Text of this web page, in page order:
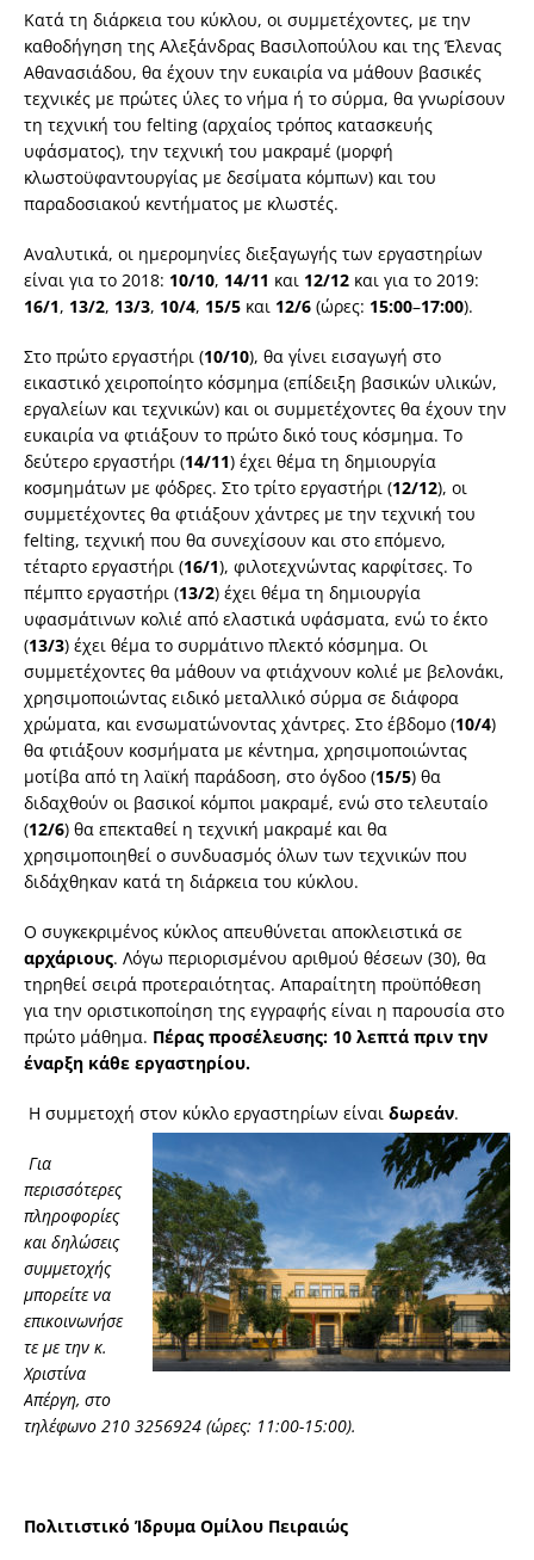
Κατά τη διάρκεια του κύκλου, οι συμμετέχοντες, με την
καθοδήγηση της Αλεξάνδρας Βασιλοπούλου και της Έλενας
Αθανασιάδου, θα έχουν την ευκαιρία να μάθουν βασικές
τεχνικές με πρώτες ύλες το νήμα ή το σύρμα, θα γνωρίσουν
τη τεχνική του felting (αρχαίος τρόπος κατασκευής
υφάσματος), την τεχνική του μακραμέ (μορφή
κλωστοϋφαντουργίας με δεσίματα κόμπων) και του
παραδοσιακού κεντήματος με κλωστές.
Αναλυτικά, οι ημερομηνίες διεξαγωγής των εργαστηρίων
είναι για το 2018: 10/10, 14/11 και 12/12 και για το 2019:
16/1, 13/2, 13/3, 10/4, 15/5 και 12/6 (ώρες: 15:00–17:00).
Στο πρώτο εργαστήρι (10/10), θα γίνει εισαγωγή στο
εικαστικό χειροποίητο κόσμημα (επίδειξη βασικών υλικών,
εργαλείων και τεχνικών) και οι συμμετέχοντες θα έχουν την
ευκαιρία να φτιάξουν το πρώτο δικό τους κόσμημα. Το
δεύτερο εργαστήρι (14/11) έχει θέμα τη δημιουργία
κοσμημάτων με φόδρες. Στο τρίτο εργαστήρι (12/12), οι
συμμετέχοντες θα φτιάξουν χάντρες με την τεχνική του
felting, τεχνική που θα συνεχίσουν και στο επόμενο,
τέταρτο εργαστήρι (16/1), φιλοτεχνώντας καρφίτσες. Το
πέμπτο εργαστήρι (13/2) έχει θέμα τη δημιουργία
υφασμάτινων κολιέ από ελαστικά υφάσματα, ενώ το έκτο
(13/3) έχει θέμα το συρμάτινο πλεκτό κόσμημα. Οι
συμμετέχοντες θα μάθουν να φτιάχνουν κολιέ με βελονάκι,
χρησιμοποιώντας ειδικό μεταλλικό σύρμα σε διάφορα
χρώματα, και ενσωματώνοντας χάντρες. Στο έβδομο (10/4)
θα φτιάξουν κοσμήματα με κέντημα, χρησιμοποιώντας
μοτίβα από τη λαϊκή παράδοση, στο όγδοο (15/5) θα
διδαχθούν οι βασικοί κόμποι μακραμέ, ενώ στο τελευταίο
(12/6) θα επεκταθεί η τεχνική μακραμέ και θα
χρησιμοποιηθεί ο συνδυασμός όλων των τεχνικών που
διδάχθηκαν κατά τη διάρκεια του κύκλου.
Ο συγκεκριμένος κύκλος απευθύνεται αποκλειστικά σε
αρχάριους. Λόγω περιορισμένου αριθμού θέσεων (30), θα
τηρηθεί σειρά προτεραιότητας. Απαραίτητη προϋπόθεση
για την οριστικοποίηση της εγγραφής είναι η παρουσία στο
πρώτο μάθημα. Πέρας προσέλευσης: 10 λεπτά πριν την
έναρξη κάθε εργαστηρίου.
Η συμμετοχή στον κύκλο εργαστηρίων είναι δωρεάν.
Για
περισσότερες
πληροφορίες
και δηλώσεις
συμμετοχής
μπορείτε να
επικοινωνήσε
τε με την κ.
Χριστίνα
Απέργη, στο
τηλέφωνο 210 3256924 (ώρες: 11:00-15:00).
Πολιτιστικό Ίδρυμα Ομίλου Πειραιώς